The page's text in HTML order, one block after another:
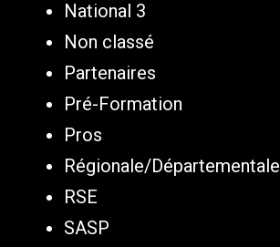
National 3
Non classé
Partenaires
Pré-Formation
Pros
Régionale/Départementale
RSE
SASP